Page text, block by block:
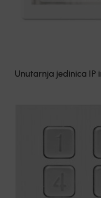
Unutarnja jedinica IP